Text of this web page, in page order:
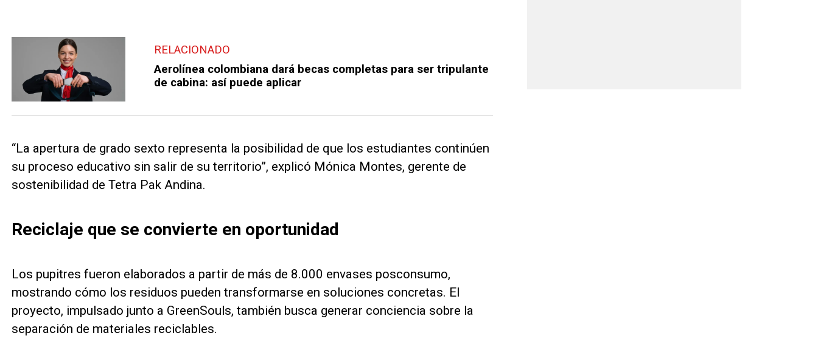
RELACIONADO
Aerolínea colombiana dará becas completas para ser tripulante
de cabina: así puede aplicar
“La apertura de grado sexto representa la posibilidad de que los estudiantes continúen
su proceso educativo sin salir de su territorio”, explicó Mónica Montes, gerente de
sostenibilidad de Tetra Pak Andina.
Reciclaje que se convierte en oportunidad
Los pupitres fueron elaborados a partir de más de 8.000 envases posconsumo,
mostrando cómo los residuos pueden transformarse en soluciones concretas. El
proyecto, impulsado junto a GreenSouls, también busca generar conciencia sobre la
separación de materiales reciclables.